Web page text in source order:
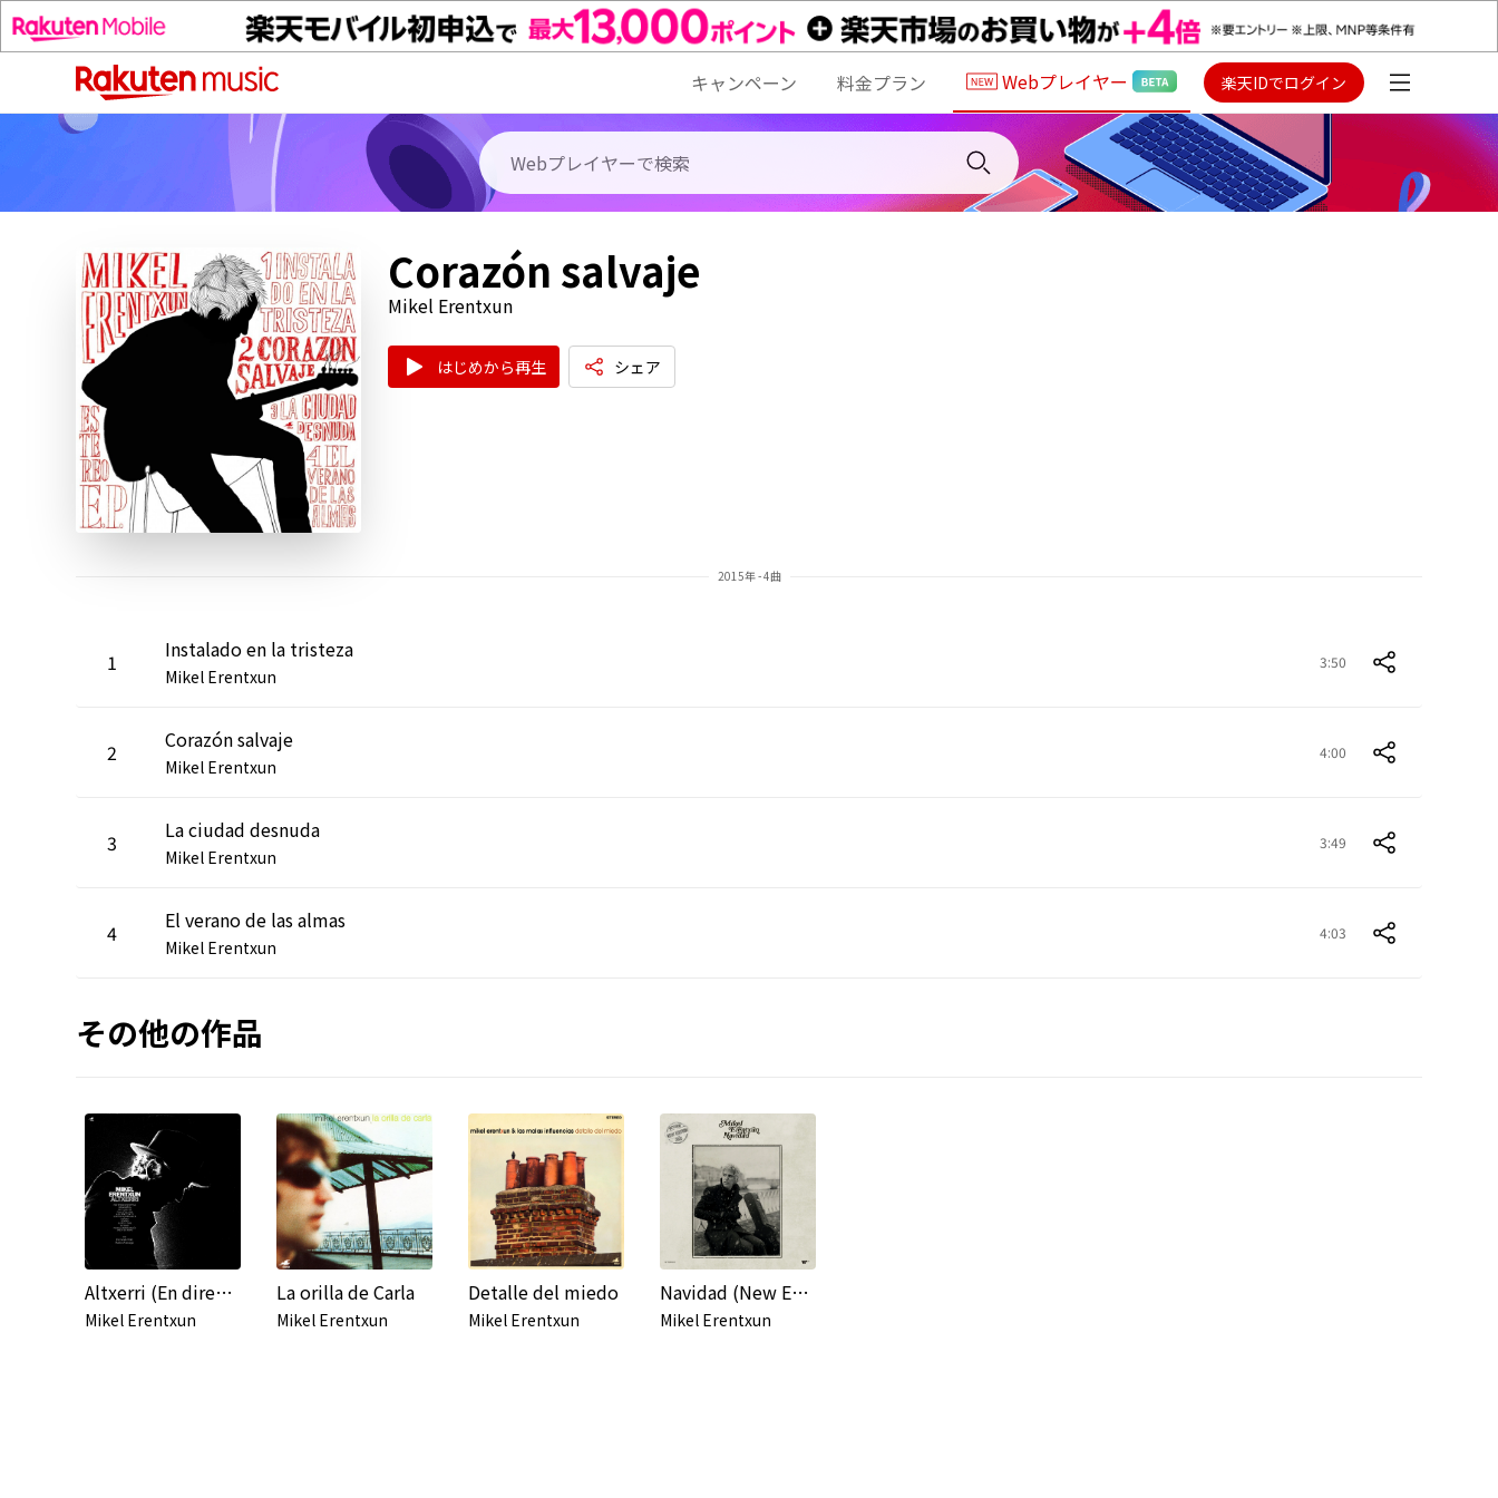
キャンペーン 料金プラン Webプレイヤー 楽天IDでログイン
Corazón salvaje
Mikel Erentxun
はじめから再生 シェア
2015年 - 4曲
1 Instalado en la tristeza
Mikel Erentxun
3:50
2 Corazón salvaje
Mikel Erentxun
4:00
3 La ciudad desnuda
Mikel Erentxun
3:49
4 El verano de las almas
Mikel Erentxun
4:03
その他の作品
Altxerri (En directo)
Mikel Erentxun
La orilla de Carla
Mikel Erentxun
Detalle del miedo
Mikel Erentxun
Navidad (New Edition)
Mikel Erentxun